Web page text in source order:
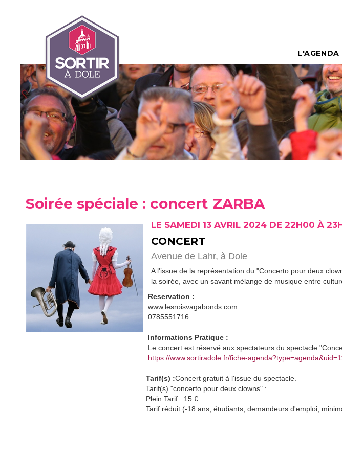
L'AGENDA
Soirée spéciale : concert ZARBA
LE SAMEDI 13 AVRIL 2024 DE 22H00 À
CONCERT
Avenue de Lahr, à Dole
A l'issue de la représentation du "Concerto pour deux
la soirée, avec un savant mélange de musique entre
Reservation :
www.lesroisvagabonds.com
0785551716
Informations Pratique :
Le concert est réservé aux spectateurs du spectacle
https://www.sortiradole.fr/fiche-
Tarif(s) :Concert gratuit à l'issue du spectacle.
Tarif(s) "concerto pour deux clowns" :
Plein Tarif : 15 €
Tarif réduit (-18 ans, étudiants, demandeurs d'emploi,